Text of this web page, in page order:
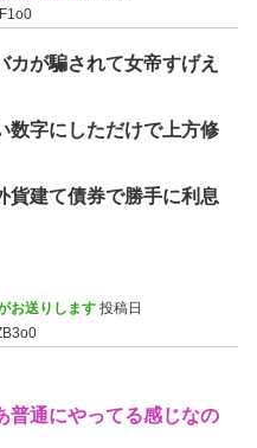
カが騙されて女帝すげえ
数字にしただけで上方修
貨建て債券で勝手に利息
お送りします 投稿日
普通にやってる感じなの